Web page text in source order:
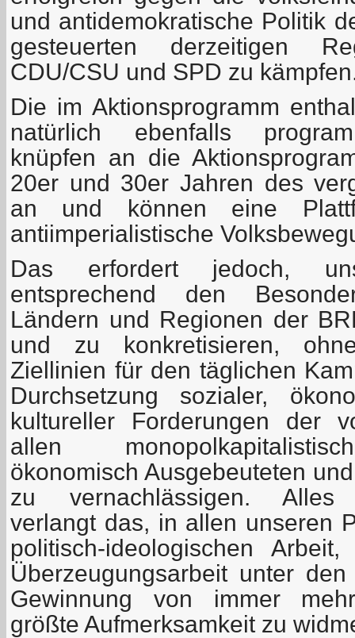
und antidemokratische Politik
gesteuerten derzeitigen
CDU/CSU und SPD zu
Die im Aktionsprogramm
natürlich ebenfalls
knüpfen an die
20er und 30er Jahren des
an und können eine
antiimperialistische
Das erfordert jedoch,
entsprechend den
Ländern und Regionen der
und zu konkretisieren,
Ziellinien für den täglichen
Durchsetzung sozialer,
kultureller Forderungen der
allen
ökonomisch Ausgebeuteten
zu vernachlässigen. Alles
verlangt das, in allen unseren
politisch-ideologischen
Überzeugungsarbeit unter
Gewinnung von immer
größte Aufmerksamkeit zu